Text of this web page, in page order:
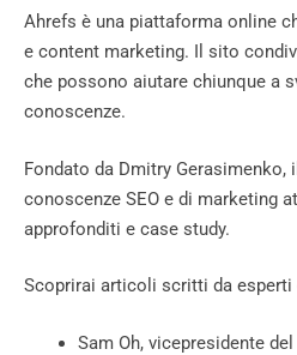
Ahrefs è una piattaforma online
e content marketing. Il sito
che possono aiutare chiunque a
conoscenze.
Fondato da Dmitry
conoscenze SEO e di marketing
approfonditi e case study.
Scoprirai articoli scritti da
Sam Oh, vicepresidente